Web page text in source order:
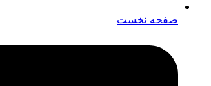
صفحه نخست